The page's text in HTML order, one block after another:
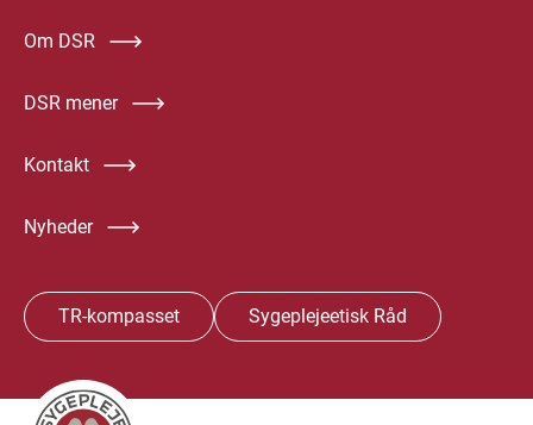
Om DSR
DSR mener
Kontakt
Nyheder
TR-kompasset Sygeplejeetisk Råd